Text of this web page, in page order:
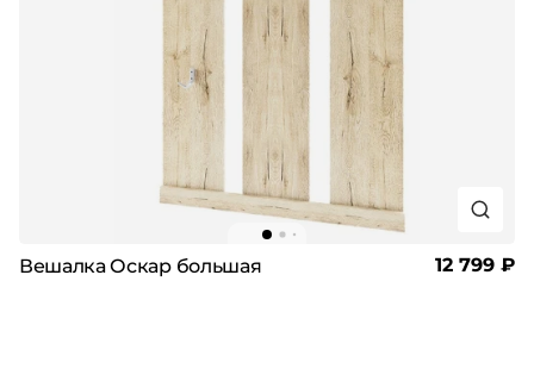
Вешалка Оскар большая 12 799 ₽